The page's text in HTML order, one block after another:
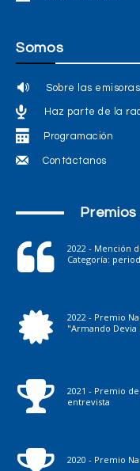
Somos
Sobre las emisoras
Haz parte de la
Programación
Contáctanos
2022 - Mención
Categoría:
2022 - Premio
"Armando Devia
2021 - Premio
entrevista
2020 - Premio